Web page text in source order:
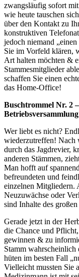
zwangsläufig sofort
wie heute tauschen
über den Kontakt zu
konstruktiven
jedoch niemand
Sie im Vorfeld klären,
Art halten möchten &
Stammesmitglieder
schaffen Sie einen
das Home-Office!
Buschtrommel Nr. 2
Wer liebt es nicht?
wiederzutreffen! Nach
durch das Jagdrevier,
anderen Stämmen,
Man hofft auf
befreundeten und
einzelnen Mitgliedern.
Neuzuwächse oder
sind Inhalte des
Gerade jetzt in der
die Chance und
gewinnen & zu
Stamm
hüten im besten Fall
Vielleicht mussten Sie